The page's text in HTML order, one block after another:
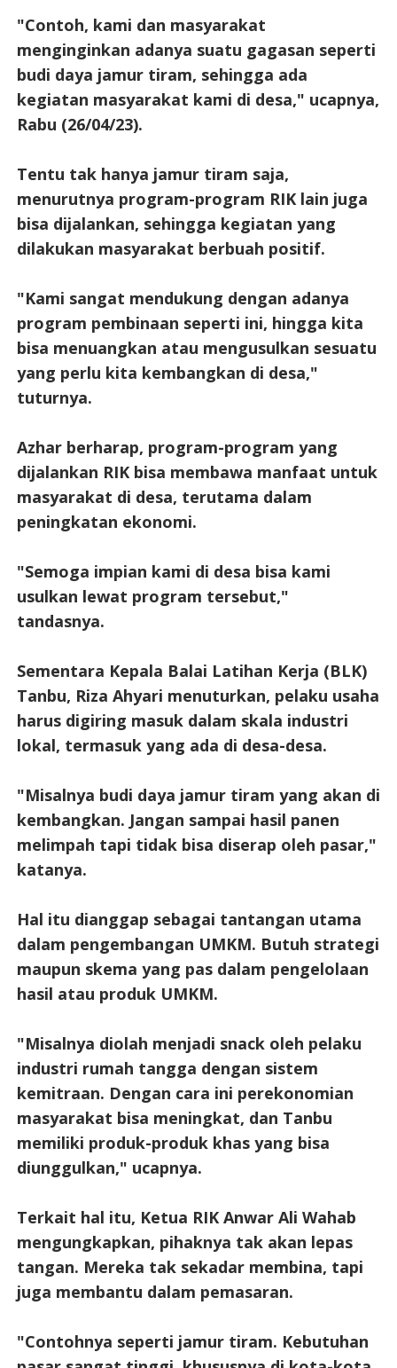
"Contoh, kami dan masyarakat
menginginkan adanya suatu gagasan seperti
budi daya jamur tiram, sehingga ada
kegiatan masyarakat kami di desa," ucapnya,
Rabu (26/04/23).
Tentu tak hanya jamur tiram saja,
menurutnya program-program RIK lain juga
bisa dijalankan, sehingga kegiatan yang
dilakukan masyarakat berbuah positif.
"Kami sangat mendukung dengan adanya
program pembinaan seperti ini, hingga kita
bisa menuangkan atau mengusulkan sesuatu
yang perlu kita kembangkan di desa,"
tuturnya.
Azhar berharap, program-program yang
dijalankan RIK bisa membawa manfaat untuk
masyarakat di desa, terutama dalam
peningkatan ekonomi.
"Semoga impian kami di desa bisa kami
usulkan lewat program tersebut,"
tandasnya.
Sementara Kepala Balai Latihan Kerja (BLK)
Tanbu, Riza Ahyari menuturkan, pelaku usaha
harus digiring masuk dalam skala industri
lokal, termasuk yang ada di desa-desa.
"Misalnya budi daya jamur tiram yang akan di
kembangkan. Jangan sampai hasil panen
melimpah tapi tidak bisa diserap oleh pasar,"
katanya.
Hal itu dianggap sebagai tantangan utama
dalam pengembangan UMKM. Butuh strategi
maupun skema yang pas dalam pengelolaan
hasil atau produk UMKM.
"Misalnya diolah menjadi snack oleh pelaku
industri rumah tangga dengan sistem
kemitraan. Dengan cara ini perekonomian
masyarakat bisa meningkat, dan Tanbu
memiliki produk-produk khas yang bisa
diunggulkan," ucapnya.
Terkait hal itu, Ketua RIK Anwar Ali Wahab
mengungkapkan, pihaknya tak akan lepas
tangan. Mereka tak sekadar membina, tapi
juga membantu dalam pemasaran.
"Contohnya seperti jamur tiram. Kebutuhan